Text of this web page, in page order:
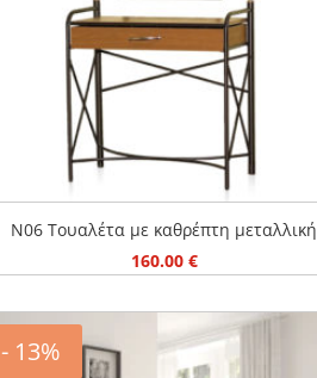
N06 Τουαλέτα με καθρέπτη μεταλλική
160.00 €
- 13%